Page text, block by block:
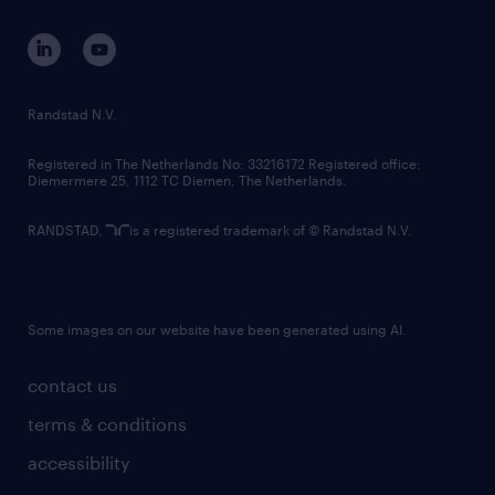
corporate governance
randstad innovation fund
country websites
contact us
terms & conditions
accessibility
Randstad N.V.
Registered in The Netherlands No: 33216172 Registered office:
Diemermere 25, 1112 TC Diemen, The Netherlands.
RANDSTAD, is a registered trademark of © Randstad N.V.
Some images on our website have been generated using AI.